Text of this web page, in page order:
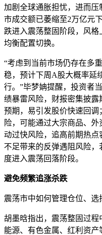
加剧全球通胀担忧，进而
市成交额已萎缩至2万亿元
跌进入震荡整固阶段，风格
均衡配置切换。
“考虑到当前市场仍存在多
稳，预计下周A股大概率延
行。”毕梦姌提醒，投资者
绩暴雷风险，财报密集披
预期，易引发股价快速回
险，可能通过大宗商品、
动过快风险，追高前期热
不足带来的反弹遇阻风险
度进入震荡回落阶段。
避免频繁追涨杀跌
震荡市中如何管理仓位、选
胡墨晗指出，震荡整固过
能源、有色金属、红利资